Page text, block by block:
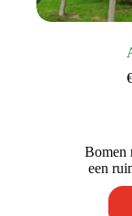
Bomen
een